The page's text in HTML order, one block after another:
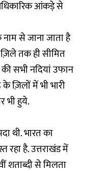
आंकड़े से
से जाना जाता है
ज़िले तक ही सीमित
की सभी नदियां उफान
ज़िलों में भी भारी
भी हुये.
थी. भारत का
रहा है. उत्तराखंड में
शताब्दी से मिलता